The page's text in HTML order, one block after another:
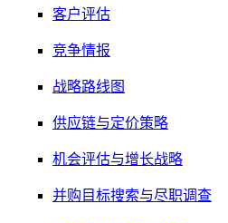
客户评估
竞争情报
战略路线图
供应链与定价策略
机会评估与增长战略
并购目标搜索与尽职调查